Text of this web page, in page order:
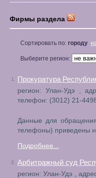
Фирмы раздела
Сортировать по: городу
Выберите регион:
1. Прокуратура
регион: Улан-Удэ ,
телефон: (3012) 21-
Данные для
телефоны) приведены
Подробнее...
2. Арбитражный суд
регион: Улан-Удэ ,